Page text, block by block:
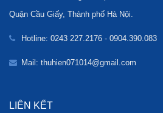
Quận Cầu Giấy, Thành phố Hà Nội.
Hotline: 0243 227.2176 - 0904.390.083
Mail: thuhien071014@gmail.com
LIÊN KẾT